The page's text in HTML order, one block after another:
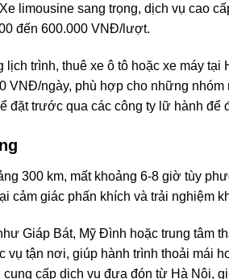
limousine sang trọng, dịch vụ cao
đến 600.000 VNĐ/lượt.
lịch trình, thuê xe ô tô hoặc xe máy
VNĐ/ngày, phù hợp cho những
đặt trước qua các công ty lữ hành để
300 km, mất khoảng 6-8 giờ tùy
cảm giác phấn khích và trải nghiệm
Giáp Bát, Mỹ Đình hoặc trung tâm
vụ tận nơi, giúp hành trình thoải mái
cấp dịch vụ đưa đón từ Hà Nội,